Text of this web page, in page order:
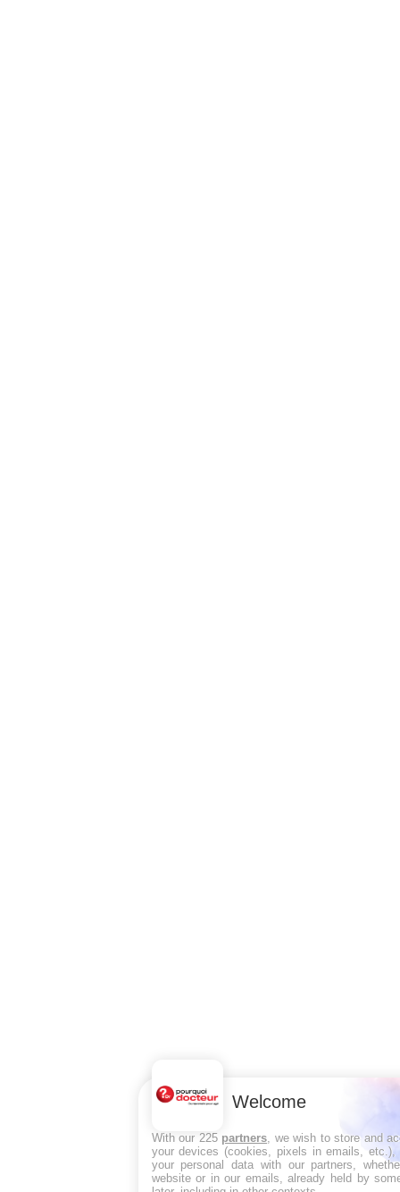
Welcome
With our 225 partners , we wish to store and
your devices (cookies, pixels in emails, etc.),
your personal data with our partners,
website or in our emails, already held by